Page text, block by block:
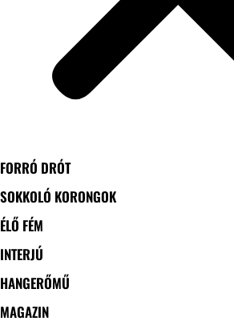
FORRÓ DRÓT
SOKKOLÓ KORONGOK
ÉLŐ FÉM
INTERJÚ
HANGERŐMŰ
MAGAZIN